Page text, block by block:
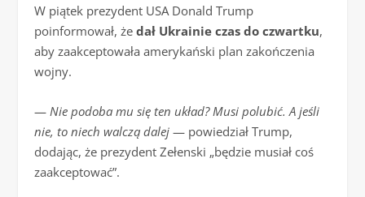
W piątek prezydent USA Donald Trump
poinformował, żedał Ukrainie czas do czwartku,
aby zaakceptowała amerykański plan zakończenia
wojny.
— Nie podoba mu się ten układ? Musi polubić. A jeśli
nie, to niech walczą dalej — powiedział Trump,
dodając, że prezydent Zełenski „będzie musiał coś
zaakceptować”.